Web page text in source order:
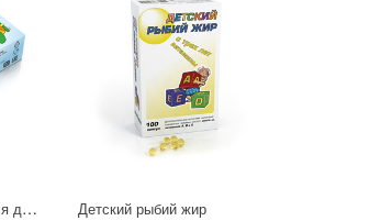
Витамин D3 400МЕ для детей
Детский рыбий жир